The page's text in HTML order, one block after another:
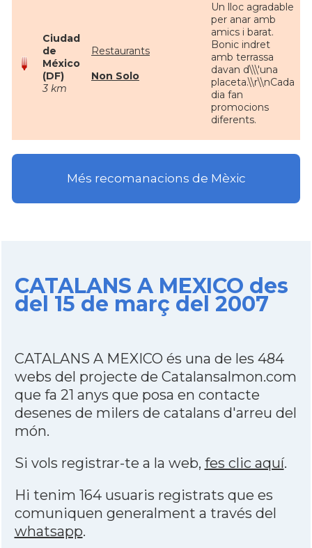
Ciudad
de
México
(DF)
3 km
Restaurants
Non Solo
Un lloc agradable
per anar amb
amics i barat.
Bonic indret
amb terrassa
davan d\\\'una
placeta.\\r\\nCada
dia fan
promocions
diferents.
Més recomanacions de Mèxic
CATALANS A MEXICO des
del 15 de març del 2007
CATALANS A MEXICO és una de les 484
webs del projecte de Catalansalmon.com
que fa 21 anys que posa en contacte
desenes de milers de catalans d'arreu del
món.
Si vols registrar-te a la web, fes clic aquí.
Hi tenim 164 usuaris registrats que es
comuniquen generalment a través del
whatsapp.